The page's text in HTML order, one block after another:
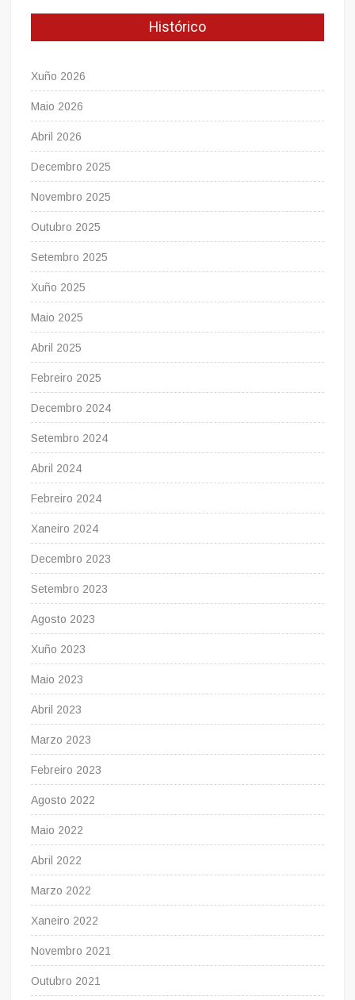
Histórico
Xuño 2026
Maio 2026
Abril 2026
Decembro 2025
Novembro 2025
Outubro 2025
Setembro 2025
Xuño 2025
Maio 2025
Abril 2025
Febreiro 2025
Decembro 2024
Setembro 2024
Abril 2024
Febreiro 2024
Xaneiro 2024
Decembro 2023
Setembro 2023
Agosto 2023
Xuño 2023
Maio 2023
Abril 2023
Marzo 2023
Febreiro 2023
Agosto 2022
Maio 2022
Abril 2022
Marzo 2022
Xaneiro 2022
Novembro 2021
Outubro 2021